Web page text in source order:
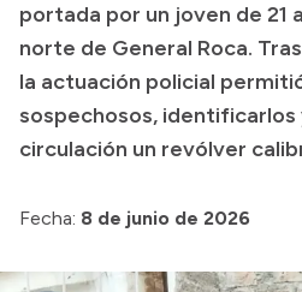
Presupuesto
Boletín Oficial
Compras y licitaciones
Consulta de expedientes
Convocatorias
Intranet
portada por un joven de 21
norte de General Roca.
la actuación policial
sospechosos,
circulación un revólver
Fecha: 8 de junio de 2026